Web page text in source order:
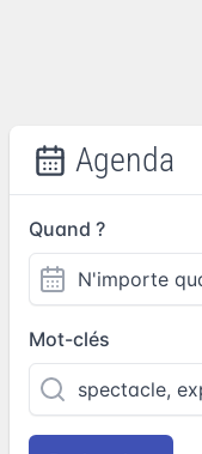
Agenda
Quand ?
Mot-clés